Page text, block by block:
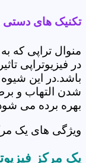
تکنیک های دستی
منوال تراپی که
در فیزیوتراپی
باشد.در این شیوه
شدن التهاب و
بهره برده می
ویژگی های یک
یک مرکز